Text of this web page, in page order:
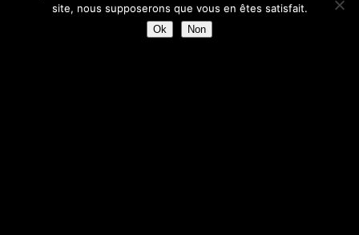
site, nous supposerons que vous en êtes satisfait.
Ok Non